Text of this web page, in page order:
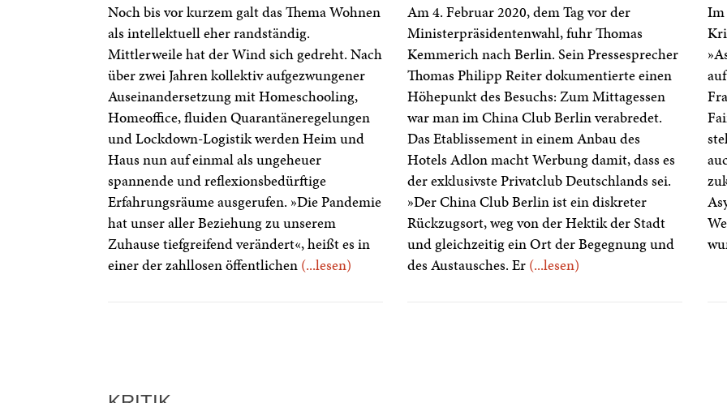
Noch bis vor kurzem galt das Thema Wohnen
als intellektuell eher randständig.
Mittlerweile hat der Wind sich gedreht. Nach
über zwei Jahren kollektiv aufgezwungener
Auseinandersetzung mit Homeschooling,
Homeoffice, fluiden Quarantäneregelungen
und Lockdown-Logistik werden Heim und
Haus nun auf einmal als ungeheuer
spannende und reflexionsbedürftige
Erfahrungsräume ausgerufen. »Die Pandemie
hat unser aller Beziehung zu unserem
Zuhause tiefgreifend verändert«, heißt es in
einer der zahllosen öffentlichen (...lesen)
Am 4. Februar 2020, dem Tag vor der
Ministerpräsidentenwahl, fuhr Thomas
Kemmerich nach Berlin. Sein Pressesprecher
Thomas Philipp Reiter dokumentierte einen
Höhepunkt des Besuchs: Zum Mittagessen
war man im China Club Berlin verabredet.
Das Etablissement in einem Anbau des
Hotels Adlon macht Werbung damit, dass es
der exklusivste Privatclub Deutschlands sei.
»Der China Club Berlin ist ein diskreter
Rückzugsort, weg von der Hektik der Stadt
und gleichzeitig ein Ort der Begegnung und
des Austausches. Er (...lesen)
Im